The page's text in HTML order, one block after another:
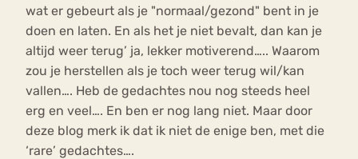
wat er gebeurt als je "normaal/gezond" bent in je
doen en laten. En als het je niet bevalt, dan kan je
altijd weer terug’ ja, lekker motiverend….. Waarom
zou je herstellen als je toch weer terug wil/kan
vallen…. Heb de gedachtes nou nog steeds heel
erg en veel…. En ben er nog lang niet. Maar door
deze blog merk ik dat ik niet de enige ben, met die
‘rare’ gedachtes….